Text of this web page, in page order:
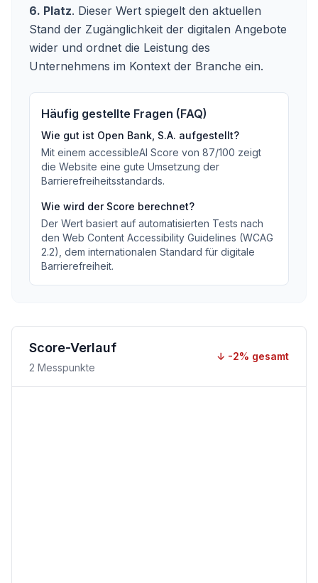
6. Platz. Dieser Wert spiegelt den aktuellen
Stand der Zugänglichkeit der digitalen Angebote
wider und ordnet die Leistung des
Unternehmens im Kontext der Branche ein.
Häufig gestellte Fragen (FAQ)
Wie gut ist Open Bank, S.A. aufgestellt?
Mit einem accessibleAI Score von 87/100 zeigt
die Website eine gute Umsetzung der
Barrierefreiheitsstandards.
Wie wird der Score berechnet?
Der Wert basiert auf automatisierten Tests nach
den Web Content Accessibility Guidelines (WCAG
2.2), dem internationalen Standard für digitale
Barrierefreiheit.
Score-Verlauf
2 Messpunkte
↓ -2% gesamt